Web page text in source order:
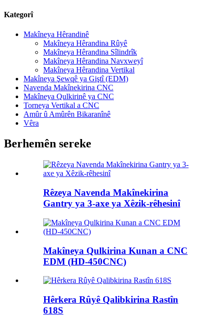
Kategorî
Makîneya Hêrandinê
Makîneya Hêrandina Rûyê
Makîneya Hêrandina Sîlindrîk
Makîneya Hêrandina Navxweyî
Makîneya Hêrandina Vertikal
Makîneya Şewqê ya Giştî (EDM)
Navenda Makînekirina CNC
Makîneya Qulkirinê ya CNC
Torneya Vertikal a CNC
Amûr û Amûrên Bikaranînê
Vêra
Berhemên sereke
Rêzeya Navenda Makînekirina
Gantry ya 3-axe ya Xêzik-rêhesinî
Makîneya Qulkirina Kunan a CNC
EDM (HD-450CNC)
Hêrkera Rûyê Qalibkirina Rastîn
618S